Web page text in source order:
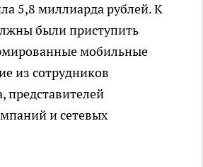
5,8 миллиарда рублей. К
были приступить
мобильные
из сотрудников
представителей
и сетевых